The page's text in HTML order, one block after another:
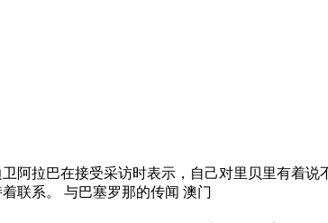
阿拉巴在接受采访时表示，自己对里贝里有着
联系。 与巴塞罗那的传闻 澳门